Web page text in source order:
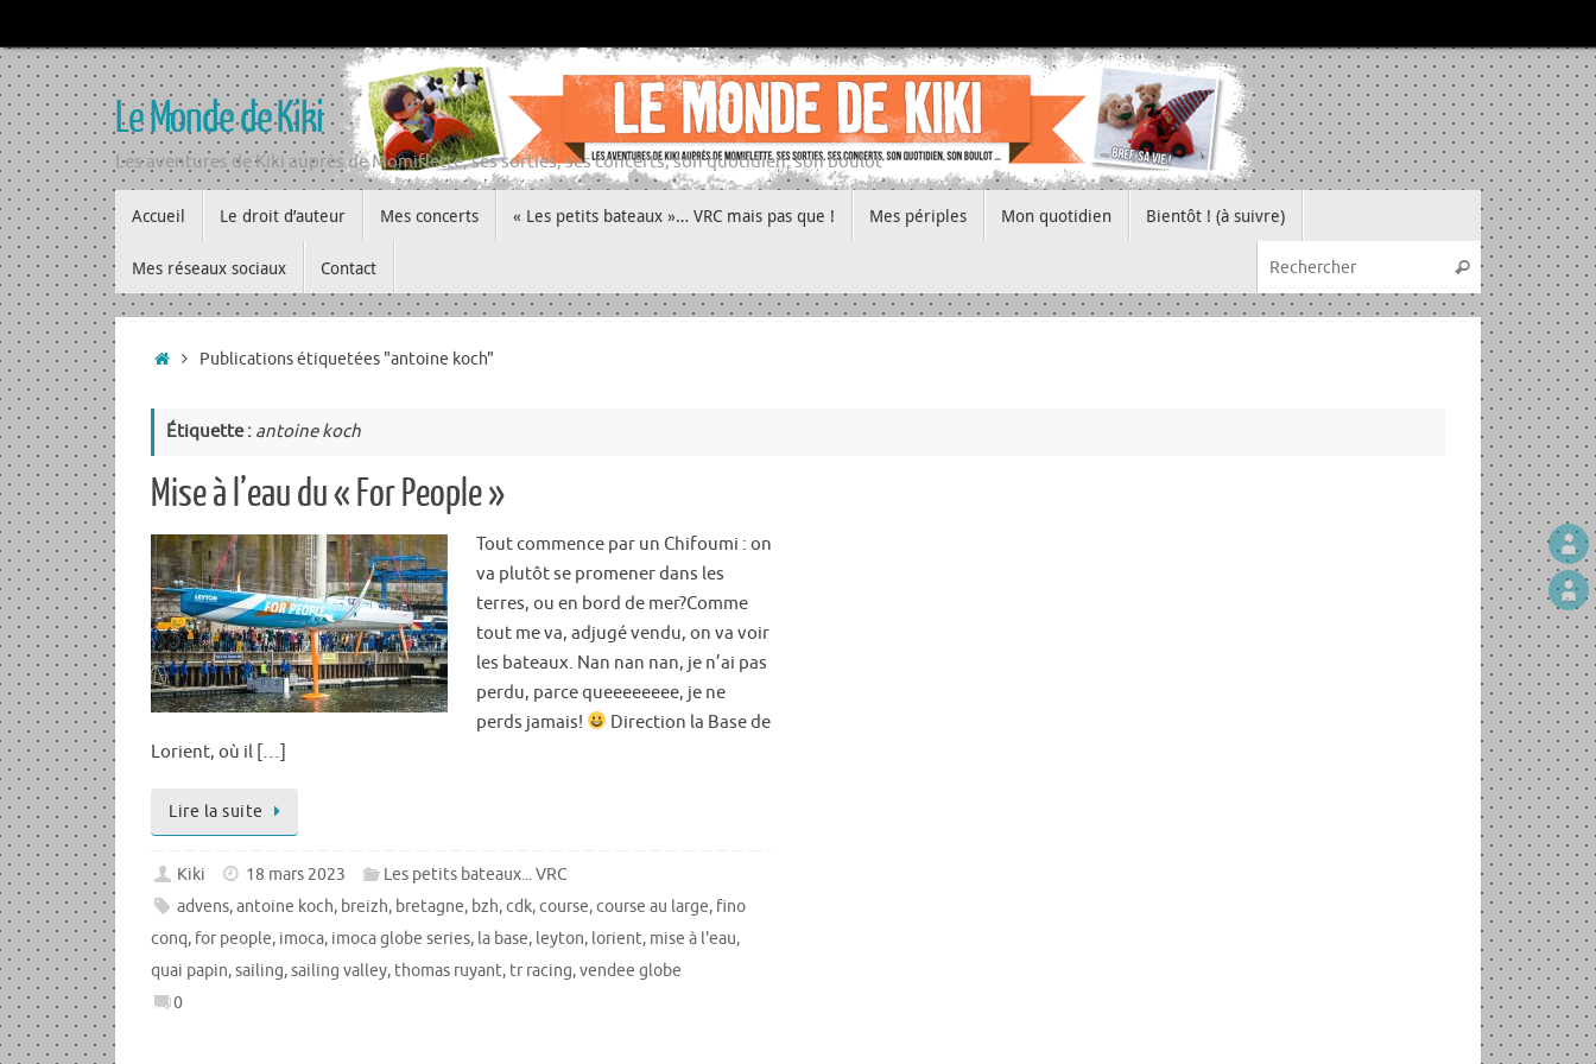
au
contenu
Le Monde de Kiki
Les aventures de Kiki auprès de Momiflette, ses sorties, ses concerts, son quotidien, son boulot
au
contenu
Accueil Le droit d’auteur Mes concerts « Les petits bateaux »… VRC mais pas que ! Mes périples Mon quotidien Bientôt ! (à suivre)
Mes réseaux sociaux Contact
Recherche
Rechercher
Accueil
Publications étiquetées "antoine koch"
Étiquette : antoine koch
Mise à l’eau du « For People »
Tout commence par un Chifoumi : on
va plutôt se promener dans les
terres, ou en bord de mer?Comme
tout me va, adjugé vendu, on va voir
les bateaux. Nan nan nan, je n’ai pas
perdu, parce queeeeeeee, je ne
perds jamais!
Direction la Base de
Lorient, où il […]
Lire la suite
Kiki 18 mars 2023
Les petits bateaux... VRC
advens,antoine koch, breizh, bretagne, bzh,cdk,course,course au large, fino
conq, for people, imoca, imoca globe series, la base, leyton, lorient, mise à l'eau,
quai papin,sailing,sailing valley, thomas ruyant, tr racing,vendee globe
0